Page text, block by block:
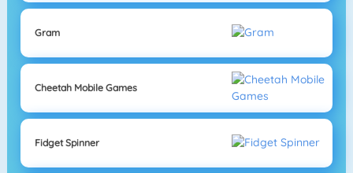
Gram
Cheetah Mobile Games
Fidget Spinner